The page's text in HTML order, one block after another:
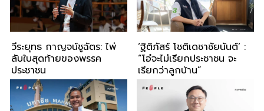
วีระยุทธ กาญจน์ชูฉัตร: ไพ่
ลับใบสุดท้ายของพรรค
ประชาชน
‘ฐิติภัสร์ โชติเดชาชัยนันต์’ :
“โอ๋จะไม่เรียกประชาชน จะ
เรียกว่าลูกบ้าน”